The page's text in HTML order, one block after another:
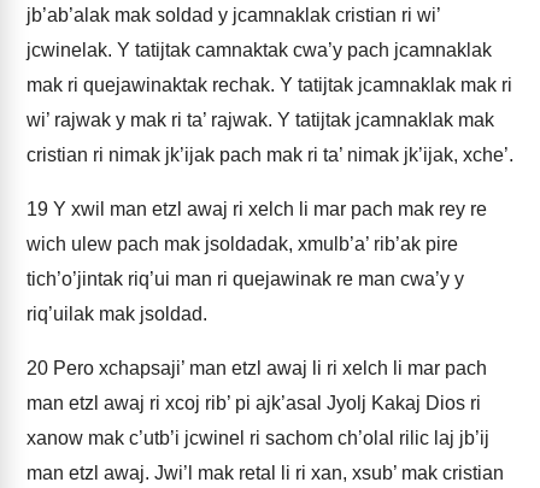
jb’ab’alak mak soldad y jcamnaklak cristian ri wi’
jcwinelak. Y tatijtak camnaktak cwa’y pach jcamnaklak
mak ri quejawinaktak rechak. Y tatijtak jcamnaklak mak ri
wi’ rajwak y mak ri ta’ rajwak. Y tatijtak jcamnaklak mak
cristian ri nimak jk’ijak pach mak ri ta’ nimak jk’ijak, xche’.
19 Y xwil man etzl awaj ri xelch li mar pach mak rey re
wich ulew pach mak jsoldadak, xmulb’a’ rib’ak pire
tich’o’jintak riq’ui man ri quejawinak re man cwa’y y
riq’uilak mak jsoldad.
20 Pero xchapsaji’ man etzl awaj li ri xelch li mar pach
man etzl awaj ri xcoj rib’ pi ajk’asal Jyolj Kakaj Dios ri
xanow mak c’utb’i jcwinel ri sachom ch’olal rilic laj jb’ij
man etzl awaj. Jwi’l mak retal li ri xan, xsub’ mak cristian